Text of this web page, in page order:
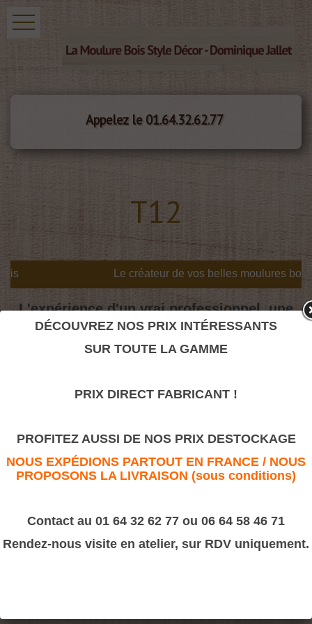
Appelez le 01.64.32.62.77
T12
L'expérience d'un vrai professionnel, une
valeur sûre.
Moulures Bâtiment> Cymaise
DÉCOUVREZ NOS PRIX INTÉRESSANTS
SUR TOUTE LA GAMME
PRIX DIRECT FABRICANT !
PROFITEZ AUSSI DE NOS PRIX DESTOCKAGE
NOUS EXPÉDIONS PARTOUT EN FRANCE / NOUS
PROPOSONS LA LIVRAISON (sous conditions)
Contact au 01 64 32 62 77 ou 06 64 58 46 71
Rendez-nous visite en atelier, sur RDV uniquement.